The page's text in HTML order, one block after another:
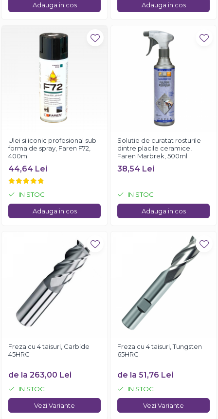
Adauga in cos Adauga in cos
Ulei siliconic profesional sub
forma de spray, Faren F72,
400ml
44,64 Lei
IN STOC
Adauga in cos
Solutie de curatat rosturile
dintre placile ceramice,
Faren Marbrek, 500ml
38,54 Lei
IN STOC
Adauga in cos
Freza cu 4 taisuri, Carbide
45HRC
de la 263,00 Lei
IN STOC
Vezi Variante
Freza cu 4 taisuri, Tungsten
65HRC
de la 51,76 Lei
IN STOC
Vezi Variante